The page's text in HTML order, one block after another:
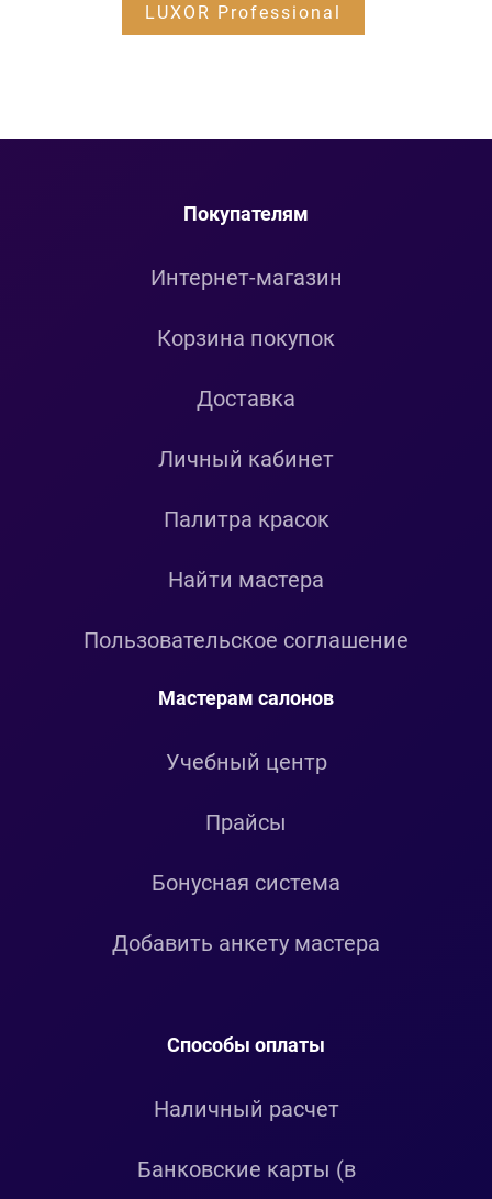
LUXOR Professional
Покупателям
Интернет-магазин
Корзина покупок
Доставка
Личный кабинет
Палитра красок
Найти мастера
Пользовательское соглашение
Мастерам салонов
Учебный центр
Прайсы
Бонусная система
Добавить анкету мастера
Способы оплаты
Наличный расчет
Банковские карты (в